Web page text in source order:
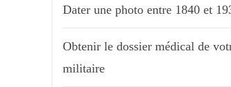
Dater une photo entre 1840 et
Obtenir le dossier médical de
militaire